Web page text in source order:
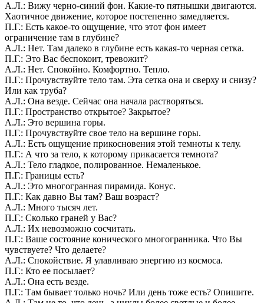
А.Л.: Вижу черно-синий фон. Какие-то пятнышки двигаются.
Хаотичное движение, которое постепенно замедляется.
П.Г.: Есть какое-то ощущение, что этот фон имеет
ограничение там в глубине?
А.Л.: Нет. Там далеко в глубине есть какая-то черная сетка.
П.Г.: Это Вас беспокоит, тревожит?
А.Л.: Нет. Спокойно. Комфортно. Тепло.
П.Г.: Прочувствуйте тело там. Эта сетка она и сверху и снизу?
Или как труба?
А.Л.: Она везде. Сейчас она начала растворяться.
П.Г.: Пространство открытое? Закрытое?
А.Л.: Это вершина горы.
П.Г.: Прочувствуйте свое тело на вершине горы.
А.Л.: Есть ощущение прикосновения этой темноты к телу.
П.Г.: А что за тело, к которому прикасается темнота?
А.Л.: Тело гладкое, полированное. Немаленькое.
П.Г.: Границы есть?
А.Л.: Это многогранная пирамида. Конус.
П.Г.: Как давно Вы там? Ваш возраст?
А.Л.: Много тысяч лет.
П.Г.: Сколько граней у Вас?
А.Л.: Их невозможно сосчитать.
П.Г.: Ваше состояние конического многогранника. Что Вы
чувствуете? Что делаете?
А.Л.: Спокойствие. Я улавливаю энергию из космоса.
П.Г.: Кто ее посылает?
А.Л.: Она есть везде.
П.Г.: Там бывает только ночь? Или день тоже есть? Опишите.